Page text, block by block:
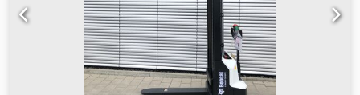
rechten aan worden ontleend. Wij zijn niet aansprakelijk
voor eventuele fouten en tussenverkoop. ?